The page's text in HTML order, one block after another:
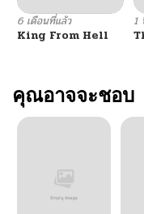
6 เดือนที่แล้ว
King From Hell
1
คุณอาจจะชอบ